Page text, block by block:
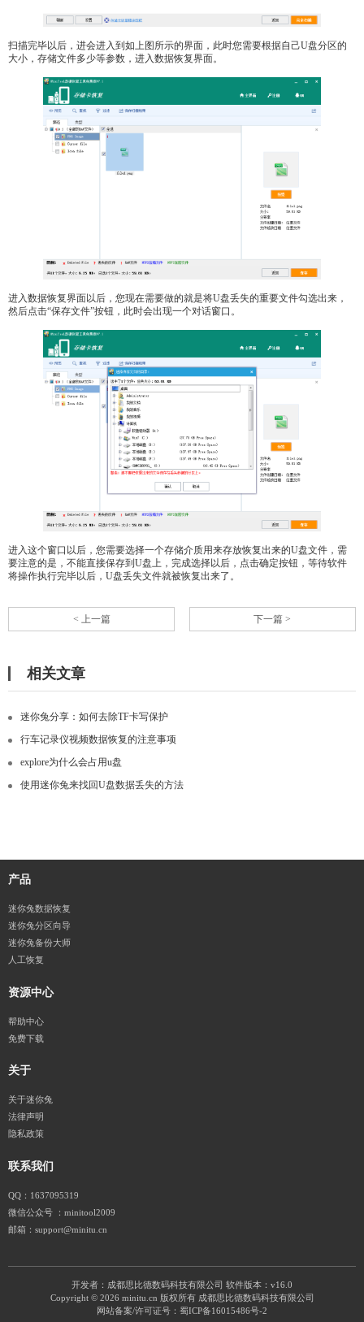
扫描完毕以后，进会进入到如上图所示的界面，此时您需要根据自己U盘分区的
大小，存储文件多少等参数，进入数据恢复界面。
进入数据恢复界面以后，您现在需要做的就是将U盘丢失的重要文件勾选出来，
然后点击“保存文件”按钮，此时会出现一个对话窗口。
进入这个窗口以后，您需要选择一个存储介质用来存放恢复出来的U盘文件，需
要注意的是，不能直接保存到U盘上，完成选择以后，点击确定按钮，等待软件
将操作执行完毕以后，U盘丢失文件就被恢复出来了。
< 上一篇 下一篇 >
相关文章
迷你兔分享：如何去除TF卡写保护
行车记录仪视频数据恢复的注意事项
explore为什么会占用u盘
使用迷你兔来找回U盘数据丢失的方法
产品
迷你兔数据恢复
迷你兔分区向导
迷你兔备份大师
人工恢复
资源中心
帮助中心
免费下载
关于
关于迷你兔
法律声明
隐私政策
联系我们
QQ：1637095319
微信公众号 ：minitool2009
邮箱：support@minitu.cn
开发者：成都思比德数码科技有限公司
软件版本：v16.0
Copyright © 2026 minitu.cn 版权所有 成都思比德数码科技有限公司
网站备案/许可证号： 蜀ICP备16015486号-2